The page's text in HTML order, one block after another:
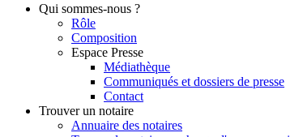
Qui sommes-nous ?
Rôle
Composition
Espace Presse
Médiathèque
Communiqués et dossiers de presse
Contact
Trouver un notaire
Annuaire des notaires